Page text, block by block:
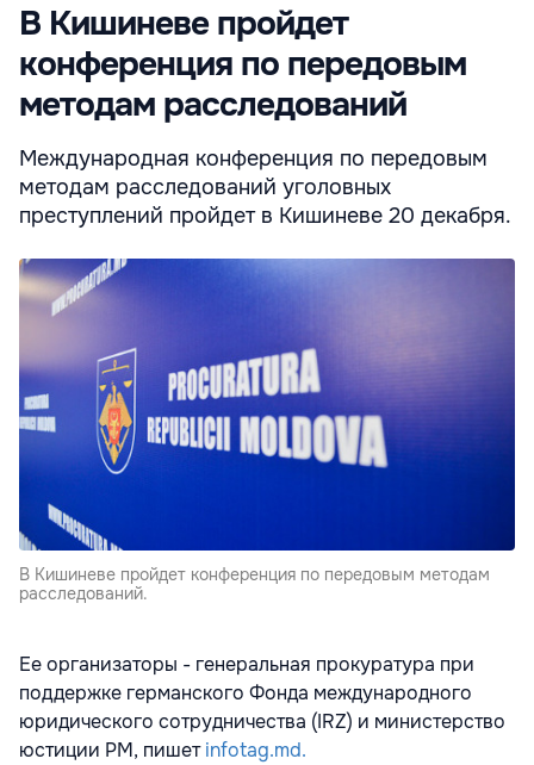
В Кишиневе пройдет
конференция по передовым
методам расследований
Международная конференция по передовым
методам расследований уголовных
преступлений пройдет в Кишиневе 20 декабря.
В Кишиневе пройдет конференция по передовым методам
расследований.
Ее организаторы - генеральная прокуратура при
поддержке германского Фонда международного
юридического сотрудничества (IRZ) и министерство
юстиции РМ, пишетinfotag.md.